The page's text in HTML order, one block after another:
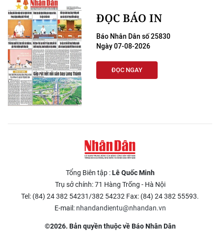
ĐỌC BÁO IN
Báo Nhân Dân số 25830
Ngày 07-08-2026
ĐỌC NGAY
Tổng Biên tập :Lê Quốc Minh
Trụ sở chính: 71 Hàng Trống - Hà Nội
Tel: (84) 24 382 54231/382 54232 Fax: (84) 24 382 55593.
E-mail: nhandandientu@nhandan.vn
©2026. Bản quyền thuộc về Báo Nhân Dân